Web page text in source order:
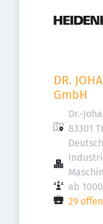
DR.
GmbH
Dr.-
83301
ab
29